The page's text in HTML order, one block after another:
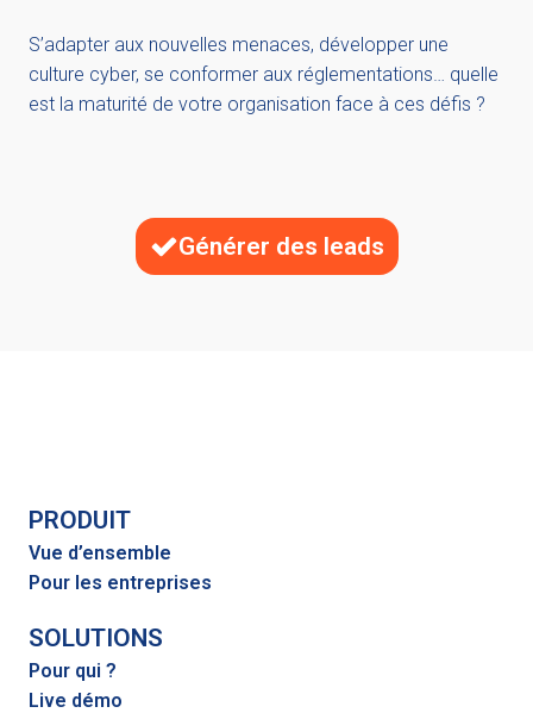
S’adapter aux nouvelles menaces, développer une
culture cyber, se conformer aux réglementations… quelle
est la maturité de votre organisation face à ces défis ?
Générer des leads
PRODUIT
Vue d’ensemble
Pour les entreprises
SOLUTIONS
Pour qui ?
Live démo